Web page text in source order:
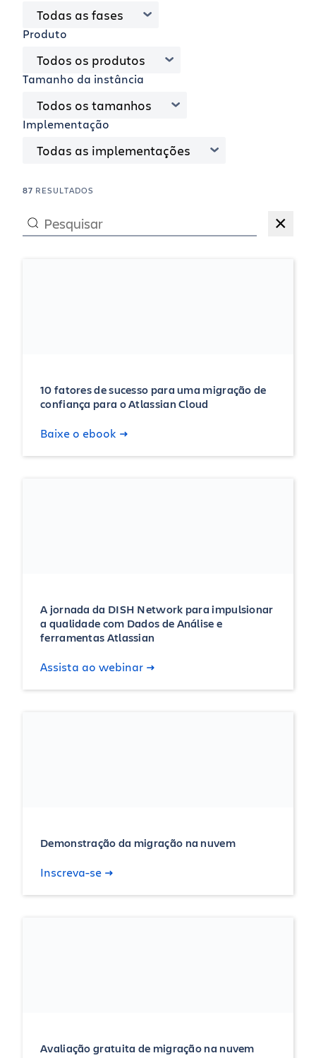
Todas as fases
Produto
Todos os produtos
Tamanho da instância
Todos os tamanhos
Implementação
Todas as implementações
87 RESULTADOS
×
10 fatores de sucesso para uma migração de
confiança para o Atlassian Cloud
Baixe o ebook
A jornada da DISH Network para impulsionar
a qualidade com Dados de Análise e
ferramentas Atlassian
Assista ao webinar
Demonstração da migração na nuvem
Inscreva-se
Avaliação gratuita de migração na nuvem